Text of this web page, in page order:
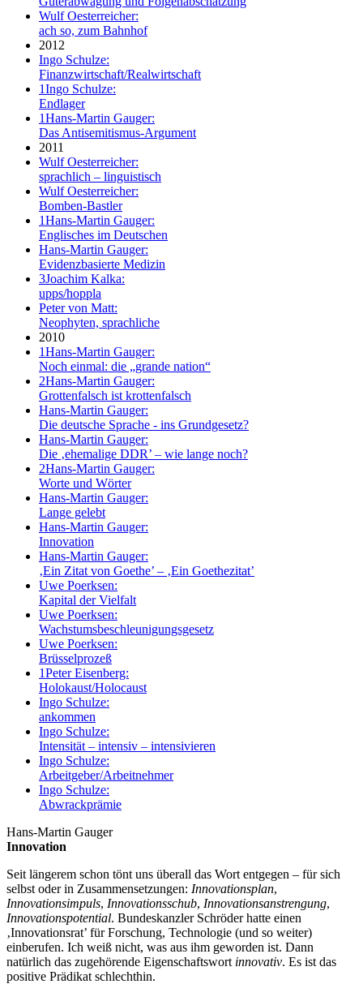
Wulf Oesterreicher:
ach so, zum Bahnhof
2012
Ingo Schulze:
Finanzwirtschaft/Realwirtschaft
1Ingo Schulze:
Endlager
1Hans-Martin Gauger:
Das Antisemitismus-Argument
2011
Wulf Oesterreicher:
sprachlich – linguistisch
Wulf Oesterreicher:
Bomben-Bastler
1Hans-Martin Gauger:
Englisches im Deutschen
Hans-Martin Gauger:
Evidenzbasierte Medizin
3Joachim Kalka:
upps/hoppla
Peter von Matt:
Neophyten, sprachliche
2010
1Hans-Martin Gauger:
Noch einmal: die „grande nation“
2Hans-Martin Gauger:
Grottenfalsch ist krottenfalsch
Hans-Martin Gauger:
Die deutsche Sprache - ins Grundgesetz?
Hans-Martin Gauger:
Die ‚ehemalige DDR’ – wie lange noch?
2Hans-Martin Gauger:
Worte und Wörter
Hans-Martin Gauger:
Lange gelebt
Hans-Martin Gauger:
Innovation
Hans-Martin Gauger:
‚Ein Zitat von Goethe’ – ‚Ein Goethezitat’
Uwe Poerksen:
Kapital der Vielfalt
Uwe Poerksen:
Wachstumsbeschleunigungsgesetz
Uwe Poerksen:
Brüsselprozeß
1Peter Eisenberg:
Holokaust/Holocaust
Ingo Schulze:
ankommen
Ingo Schulze:
Intensität – intensiv – intensivieren
Ingo Schulze:
Arbeitgeber/Arbeitnehmer
Ingo Schulze:
Abwrackprämie
Hans-Martin Gauger
Innovation
Seit längerem schon tönt uns überall das Wort entgegen – für sich
selbst oder in Zusammensetzungen: Innovationsplan,
Innovationsimpuls, Innovationsschub, Innovationsanstrengung,
Innovationspotential. Bundeskanzler Schröder hatte einen
‚Innovationsrat’ für Forschung, Technologie (und so weiter)
einberufen. Ich weiß nicht, was aus ihm geworden ist. Dann
natürlich das zugehörende Eigenschaftswort innovativ. Es ist das
positive Prädikat schlechthin.